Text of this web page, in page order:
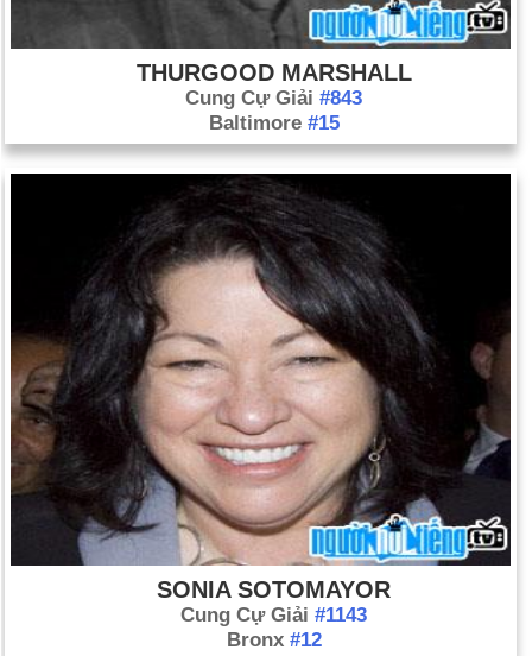
THURGOOD MARSHALL
Cung Cự Giải #843
Baltimore #15
SONIA SOTOMAYOR
Cung Cự Giải #1143
Bronx #12